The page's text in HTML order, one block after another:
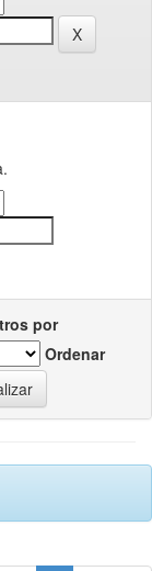
por
Ordenar